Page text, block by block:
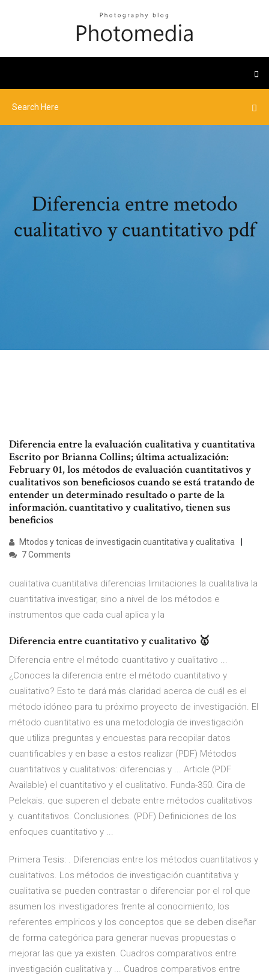
Diferencia entre metodo
cualitativo y cuantitativo pdf
Diferencia entre la evaluación cualitativa y cuantitativa
Escrito por Brianna Collins; última actualización:
February 01, los métodos de evaluación cuantitativos y
cualitativos son beneficiosos cuando se está tratando de
entender un determinado resultado o parte de la
información. cuantitativo y cualitativo, tienen sus
beneficios
Mtodos y tcnicas de investigacin cuantitativa y cualitativa
7 Comments
cualitativa cuantitativa diferencias limitaciones la cualitativa la
cuantitativa investigar, sino a nivel de los métodos e
instrumentos que cada cual aplica y la
Diferencia entre cuantitativo y cualitativo 🥇
Diferencia entre el método cuantitativo y cualitativo ...
¿Conoces la diferencia entre el método cuantitativo y
cualitativo? Esto te dará más claridad acerca de cuál es el
método idóneo para tu próximo proyecto de investigación. El
método cuantitativo es una metodología de investigación
que utiliza preguntas y encuestas para recopilar datos
cuantificables y en base a estos realizar (PDF) Métodos
cuantitativos y cualitativos: diferencias y ... Article (PDF
Available) el cuantitativo y el cualitativo. Funda-350. Cira de
Pelekais. que superen el debate entre métodos cualitativos
y. cuantitativos. Conclusiones. (PDF) Definiciones de los
enfoques cuantitativo y ...
Primera Tesis: . Diferencias entre los métodos cuantitativos y
cualitativos. Los métodos de investigación cuantitativa y
cualitativa se pueden contrastar o diferenciar por el rol que
asumen los investigadores frente al conocimiento, los
referentes empíricos y los conceptos que se deben diseñar
de forma categórica para generar nuevas propuestas o
mejorar las que ya existen. Cuadros comparativos entre
investigación cualitativa y ... Cuadros comparativos entre